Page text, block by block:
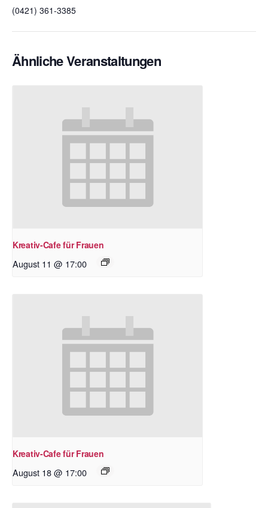
(0421) 361-3385
Ähnliche Veranstaltungen
Kreativ-Cafe für Frauen
August 11 @ 17:00
Kreativ-Cafe für Frauen
August 18 @ 17:00